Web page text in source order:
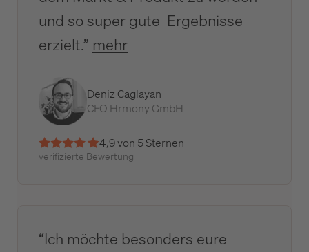
und so super gute Ergebnisse
erzielt.” mehr
Deniz Caglayan
CFO Hrmony GmbH
4,9 von 5 Sternen
verifizierte Bewertung
“Ich möchte besonders eure